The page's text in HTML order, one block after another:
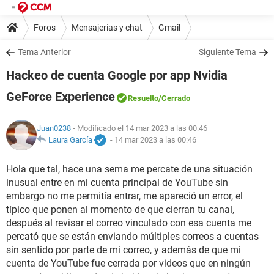
Foros Mensajerías y chat Gmail
Tema Anterior Siguiente Tema
Hackeo de cuenta Google por app Nvidia
GeForce Experience
Resuelto/Cerrado
Juan0238 - Modificado el 14 mar 2023 a las 00:46
Laura García
- 14 mar 2023 a las 00:46
Hola que tal, hace una sema me percate de una situación
inusual entre en mi cuenta principal de YouTube sin
embargo no me permitía entrar, me apareció un error, el
típico que ponen al momento de que cierran tu canal,
después al revisar el correo vinculado con esa cuenta me
percató que se están enviando múltiples correos a cuentas
sin sentido por parte de mi correo, y además de que mi
cuenta de YouTube fue cerrada por videos que en ningún